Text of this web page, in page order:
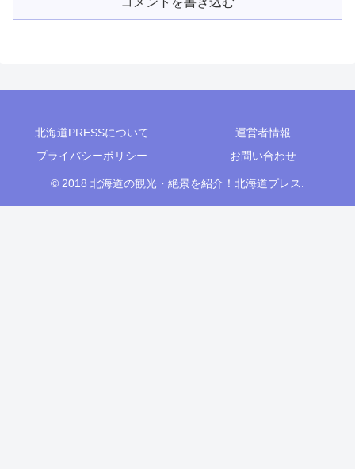
北海道PRESSについて
運営者情報
プライバシーポリシー
お問い合わせ
© 2018 北海道の観光・絶景を紹介！北海道プレス.